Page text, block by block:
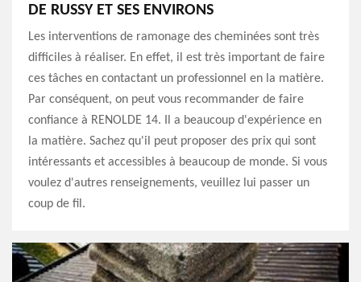
DE RUSSY ET SES ENVIRONS
Les interventions de ramonage des cheminées sont très
difficiles à réaliser. En effet, il est très important de faire
ces tâches en contactant un professionnel en la matière.
Par conséquent, on peut vous recommander de faire
confiance à RENOLDE 14. Il a beaucoup d'expérience en
la matière. Sachez qu'il peut proposer des prix qui sont
intéressants et accessibles à beaucoup de monde. Si vous
voulez d'autres renseignements, veuillez lui passer un
coup de fil.